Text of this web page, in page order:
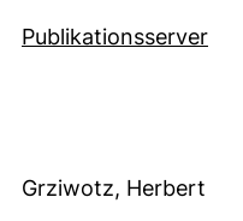
Publikationsserver
Grziwotz, Herbert